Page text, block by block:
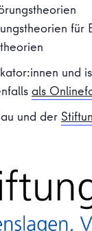
für
und
als
und der